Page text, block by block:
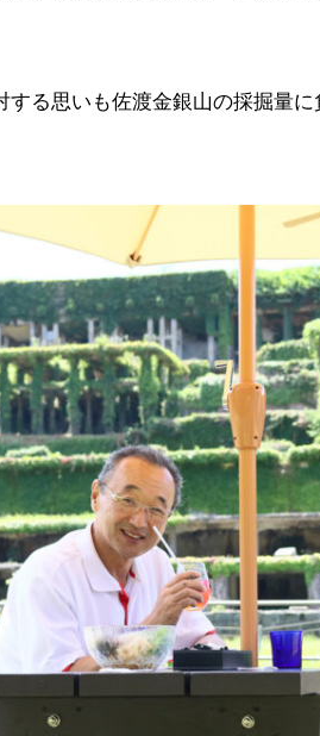
する思いも佐渡金銀山の採掘量